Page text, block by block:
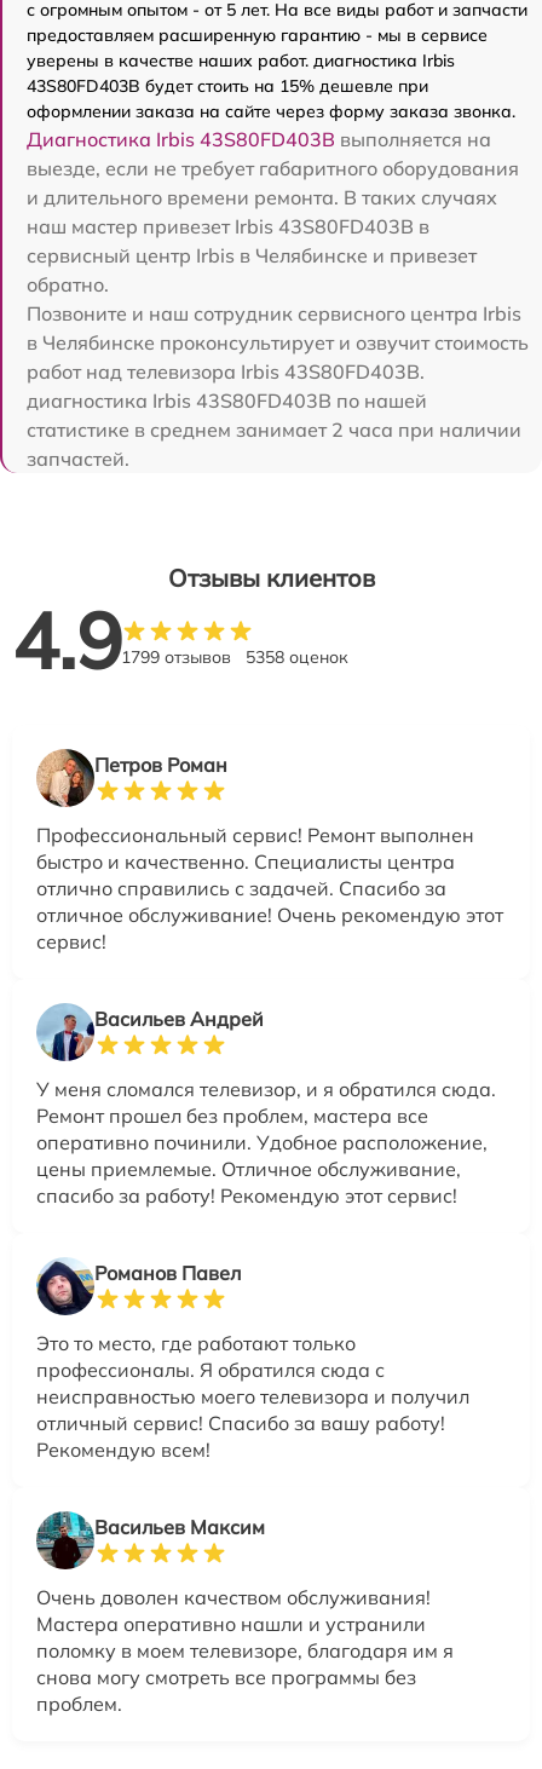
с огромным опытом - от 5 лет. На все виды работ и запчасти
предоставляем расширенную гарантию - мы в сервисе
уверены в качестве наших работ. диагностика Irbis
43S80FD403B будет стоить на 15% дешевле при
оформлении заказа на сайте через форму заказа звонка.
Диагностика Irbis 43S80FD403B выполняется на
выезде, если не требует габаритного оборудования
и длительного времени ремонта. В таких случаях
наш мастер привезет Irbis 43S80FD403B в
сервисный центр Irbis в Челябинске и привезет
обратно.
Позвоните и наш сотрудник сервисного центра Irbis
в Челябинске проконсультирует и озвучит стоимость
работ над телевизора Irbis 43S80FD403B.
диагностика Irbis 43S80FD403B по нашей
статистике в среднем занимает 2 часа при наличии
запчастей.
Отзывы клиентов
4.91799 отзывов 5358 оценок
Петров Роман
Профессиональный сервис! Ремонт выполнен
быстро и качественно. Специалисты центра
отлично справились с задачей. Спасибо за
отличное обслуживание! Очень рекомендую этот
сервис!
Васильев Андрей
У меня сломался телевизор, и я обратился сюда.
Ремонт прошел без проблем, мастера все
оперативно починили. Удобное расположение,
цены приемлемые. Отличное обслуживание,
спасибо за работу! Рекомендую этот сервис!
Романов Павел
Это то место, где работают только
профессионалы. Я обратился сюда с
неисправностью моего телевизора и получил
отличный сервис! Спасибо за вашу работу!
Рекомендую всем!
Васильев Максим
Очень доволен качеством обслуживания!
Мастера оперативно нашли и устранили
поломку в моем телевизоре, благодаря им я
снова могу смотреть все программы без
проблем.